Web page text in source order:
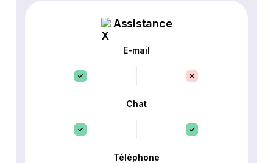
Assistance
E-mail
Chat
Téléphone